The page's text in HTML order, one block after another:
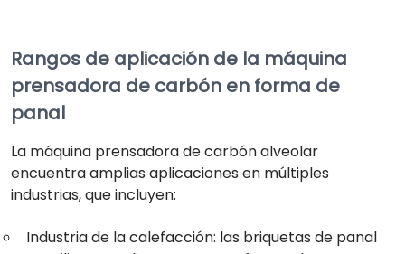
Rangos de aplicación de la máquina
prensadora de carbón en forma de
panal
La máquina prensadora de carbón alveolar
encuentra amplias aplicaciones en múltiples
industrias, que incluyen:
Industria de la calefacción: las briquetas de panal